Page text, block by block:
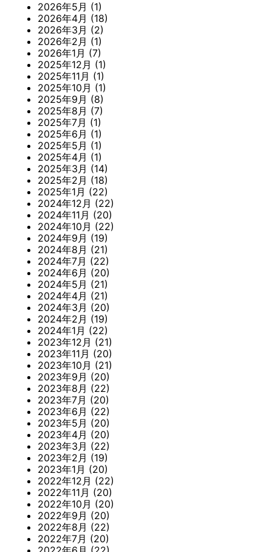
2026年5月 (1)
2026年4月 (18)
2026年3月 (2)
2026年2月 (1)
2026年1月 (7)
2025年12月 (1)
2025年11月 (1)
2025年10月 (1)
2025年9月 (8)
2025年8月 (7)
2025年7月 (1)
2025年6月 (1)
2025年5月 (1)
2025年4月 (1)
2025年3月 (14)
2025年2月 (18)
2025年1月 (22)
2024年12月 (22)
2024年11月 (20)
2024年10月 (22)
2024年9月 (19)
2024年8月 (21)
2024年7月 (22)
2024年6月 (20)
2024年5月 (21)
2024年4月 (21)
2024年3月 (20)
2024年2月 (19)
2024年1月 (22)
2023年12月 (21)
2023年11月 (20)
2023年10月 (21)
2023年9月 (20)
2023年8月 (22)
2023年7月 (20)
2023年6月 (22)
2023年5月 (20)
2023年4月 (20)
2023年3月 (22)
2023年2月 (19)
2023年1月 (20)
2022年12月 (22)
2022年11月 (20)
2022年10月 (20)
2022年9月 (20)
2022年8月 (22)
2022年7月 (20)